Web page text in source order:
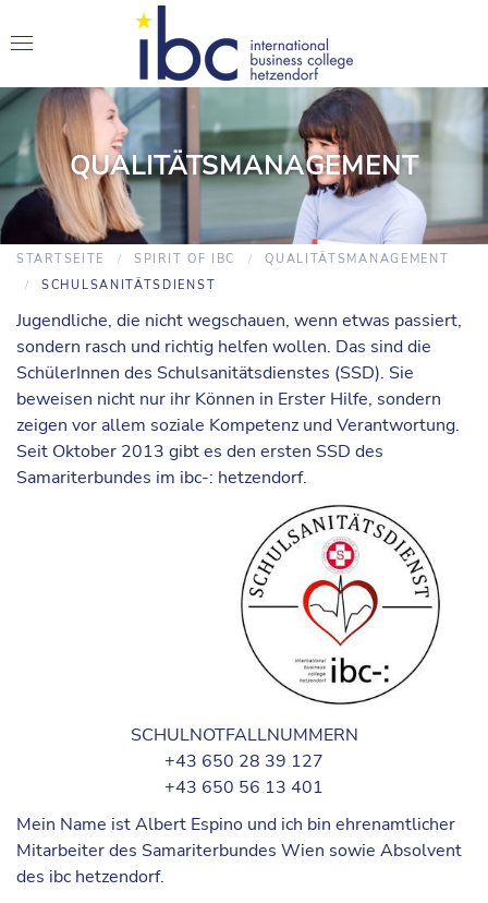
QUALITÄTSMANAGEMENT
STARTSEITE SPIRIT OF IBC
QUALITÄTSMANAGEMENT
SCHULSANITÄTSDIENST
Jugendliche, die nicht wegschauen, wenn etwas passiert,
sondern rasch und richtig helfen wollen. Das sind die
SchülerInnen des Schulsanitätsdienstes (SSD). Sie
beweisen nicht nur ihr Können in Erster Hilfe, sondern
zeigen vor allem soziale Kompetenz und Verantwortung.
Seit Oktober 2013 gibt es den ersten SSD des
Samariterbundes im ibc-: hetzendorf.
SCHULNOTFALLNUMMERN
+43 650 28 39 127
+43 650 56 13 401
Mein Name istAlbert Espino und ich bin ehrenamtlicher
Mitarbeiter des Samariterbundes Wien sowie Absolvent
des ibc hetzendorf.